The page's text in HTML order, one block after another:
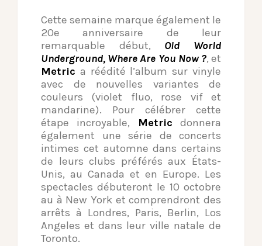
Cette semaine marque également le
20e anniversaire de leur
remarquable début, Old World
Underground, Where Are You Now ?, et
Metric a réédité l’album sur vinyle
avec de nouvelles variantes de
couleurs (violet fluo, rose vif et
mandarine). Pour célébrer cette
étape incroyable,
Metric donnera
également une série de concerts
intimes cet automne dans certains
de leurs clubs préférés aux États-
Unis, au Canada et en Europe. Les
spectacles débuteront le 10 octobre
au à New York et comprendront des
arrêts à Londres, Paris, Berlin, Los
Angeles et dans leur ville natale de
Toronto.